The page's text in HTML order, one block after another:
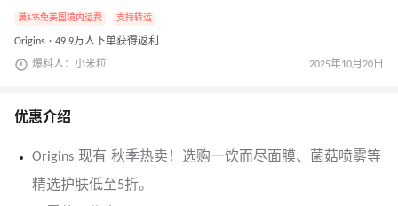
满$35免美国境内运费 支持转运
Origins · 49.9万人下单获得返利
爆料人：小米粒 2025年10月20日
优惠介绍
Origins 现有 秋季热卖！选购一饮而尽面膜、菌菇喷雾等
精选护肤低至5折。